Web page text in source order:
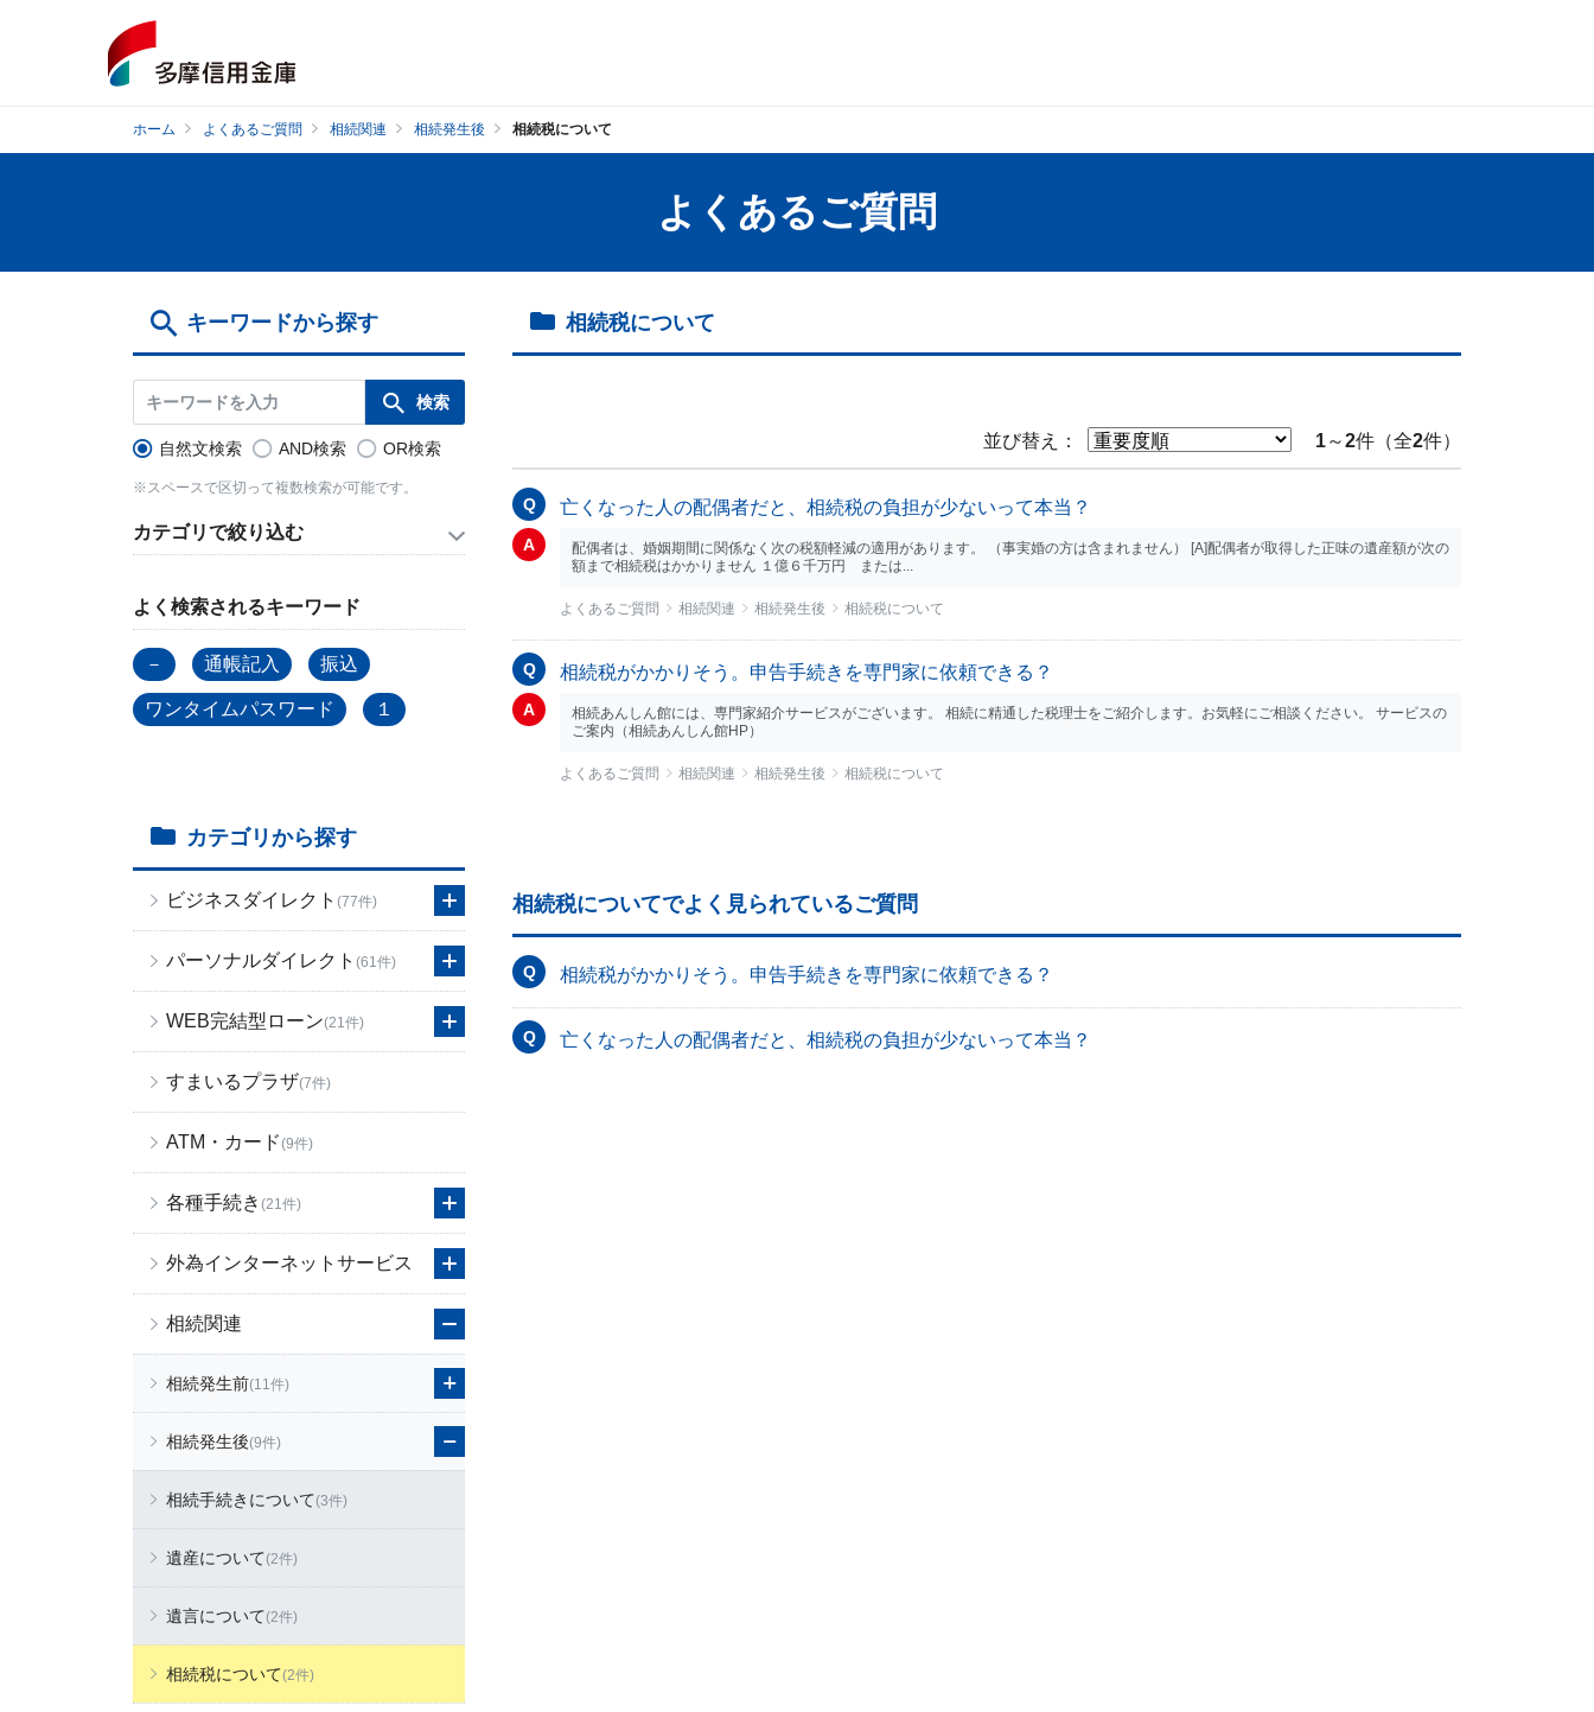
ホーム よくあるご質問 相続関連 相続発生後 相続税について
よくあるご質問
キーワードから探す
自然文検索 AND検索 OR検索
※スペースで区切って複数検索が可能です。
カテゴリで絞り込む
よく検索されるキーワード
－ 通帳記入 振込
ワンタイムパスワード １
カテゴリから探す
ビジネスダイレクト (77件)
パーソナルダイレクト (61件)
WEB完結型ローン(21件)
すまいるプラザ(7件)
ATM・カード(9件)
各種手続き (21件)
外為インターネットサービス
相続関連
相続発生前(11件)
相続発生後(9件)
相続手続きについて(3件)
遺産について(2件)
遺言について(2件)
相続税について(2件)
相続税について
並び替え： 1～2件（全2件）
亡くなった人の配偶者だと、相続税の負担が少ないって本当？
配偶者は、婚姻期間に関係なく次の税額軽減の適用があります。 （事実婚の方は含まれません） [A]配偶者が取得した正味の遺産額が次の
額まで相続税はかかりません １億６千万円 または...
よくあるご質問 相続関連 相続発生後 相続税について
相続税がかかりそう。申告手続きを専門家に依頼できる？
相続あんしん館には、専門家紹介サービスがございます。 相続に精通した税理士をご紹介します。お気軽にご相談ください。 サービスの
ご案内（相続あんしん館HP）
よくあるご質問 相続関連 相続発生後 相続税について
相続税についてでよく見られているご質問
相続税がかかりそう。申告手続きを専門家に依頼できる？
亡くなった人の配偶者だと、相続税の負担が少ないって本当？